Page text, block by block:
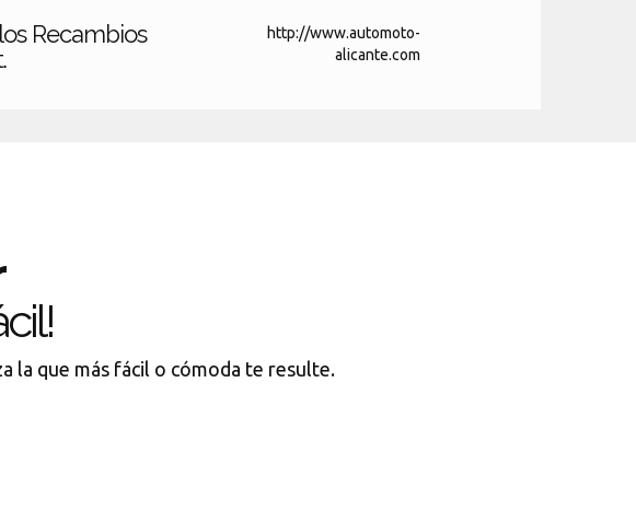
Recambios
http://www.automoto-
alicante.com
la que más fácil o cómoda te resulte.